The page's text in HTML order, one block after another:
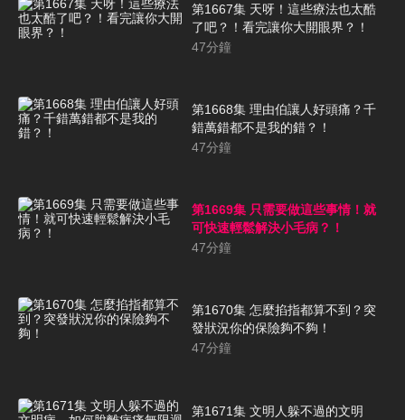
第1667集 天呀！這些療法也太酷
了吧？！看完讓你大開眼界？！
47分鐘
第1668集 理由伯讓人好頭痛？千
錯萬錯都不是我的錯？！
47分鐘
第1669集 只需要做這些事情！就
可快速輕鬆解決小毛病？！
47分鐘
第1670集 怎麼掐指都算不到？突
發狀況你的保險夠不夠！
47分鐘
第1671集 文明人躲不過的文明